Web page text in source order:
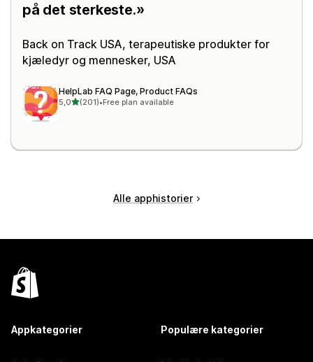
på det sterkeste.
Back on Track USA, terapeutiske produkter for
kjæledyr og mennesker, USA
HelpLab FAQ Page, Product FAQs
5,0av 5 stjerner
(201)
Totalt 201 omtaler
•Free plan available
Alle apphistorier
Appkategorier Populære kategorier